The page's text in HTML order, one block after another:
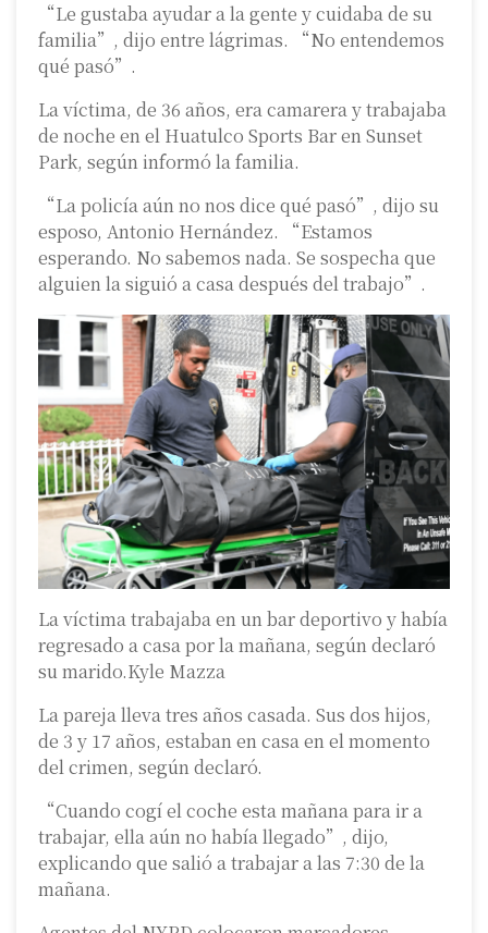
“Le gustaba ayudar a la gente y cuidaba de su
familia”, dijo entre lágrimas. “No entendemos
qué pasó”.
La víctima, de 36 años, era camarera y trabajaba
de noche en el Huatulco Sports Bar en Sunset
Park, según informó la familia.
“La policía aún no nos dice qué pasó”, dijo su
esposo, Antonio Hernández. “Estamos
esperando. No sabemos nada. Se sospecha que
alguien la siguió a casa después del trabajo”.
La víctima trabajaba en un bar deportivo y había
regresado a casa por la mañana, según declaró
su marido.Kyle Mazza
La pareja lleva tres años casada. Sus dos hijos,
de 3 y 17 años, estaban en casa en el momento
del crimen, según declaró.
“Cuando cogí el coche esta mañana para ir a
trabajar, ella aún no había llegado”, dijo,
explicando que salió a trabajar a las 7:30 de la
mañana.